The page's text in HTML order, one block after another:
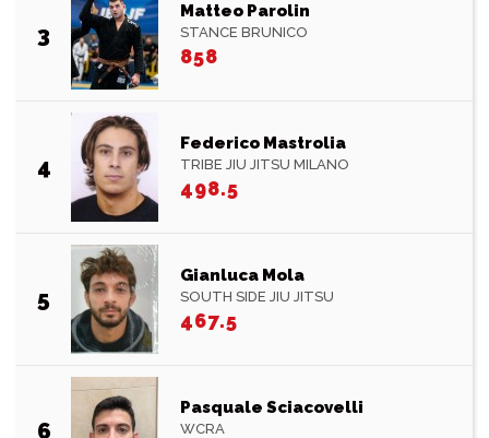
3
Matteo Parolin
STANCE BRUNICO
858
4
Federico Mastrolia
TRIBE JIU JITSU MILANO
498.5
5
Gianluca Mola
SOUTH SIDE JIU JITSU
467.5
6
Pasquale Sciacovelli
WCRA